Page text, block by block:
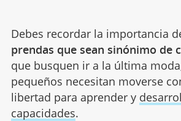
Debes recordar la importancia
prendas que sean sinónimo de
que busquen ir a la última
pequeños necesitan moverse
libertad para aprender y
capacidades.